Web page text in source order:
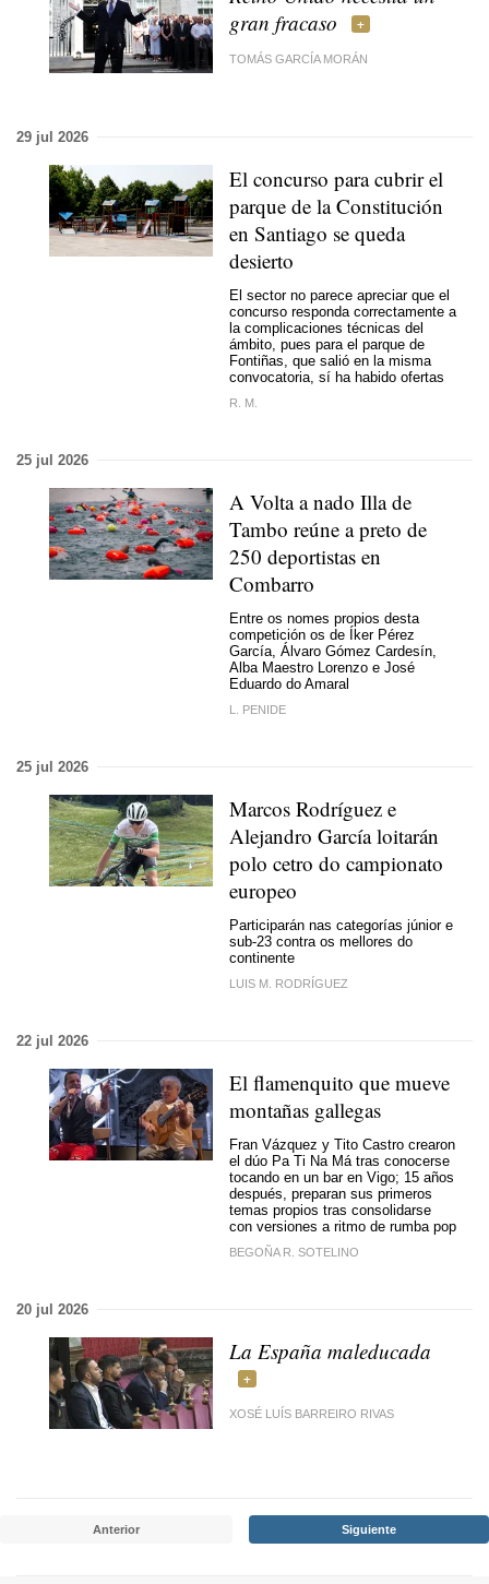
gran fracaso
TOMÁS GARCÍA MORÁN
29 jul 2026
El concurso para cubrir el
parque de la Constitución
en Santiago se queda
desierto
El sector no parece apreciar que el
concurso responda correctamente a
la complicaciones técnicas del
ámbito, pues para el parque de
Fontiñas, que salió en la misma
convocatoria, sí ha habido ofertas
R. M.
25 jul 2026
A Volta a nado Illa de
Tambo reúne a preto de
250 deportistas en
Combarro
Entre os nomes propios desta
competición os de Íker Pérez
García, Álvaro Gómez Cardesín,
Alba Maestro Lorenzo e José
Eduardo do Amaral
L. PENIDE
25 jul 2026
Marcos Rodríguez e
Alejandro García loitarán
polo cetro do campionato
europeo
Participarán nas categorías júnior e
sub-23 contra os mellores do
continente
LUIS M. RODRÍGUEZ
22 jul 2026
El flamenquito que mueve
montañas gallegas
Fran Vázquez y Tito Castro crearon
el dúo Pa Ti Na Má tras conocerse
tocando en un bar en Vigo; 15 años
después, preparan sus primeros
temas propios tras consolidarse
con versiones a ritmo de rumba pop
BEGOÑA R. SOTELINO
20 jul 2026
La España maleducada
XOSÉ LUÍS BARREIRO RIVAS
Anterior Siguiente